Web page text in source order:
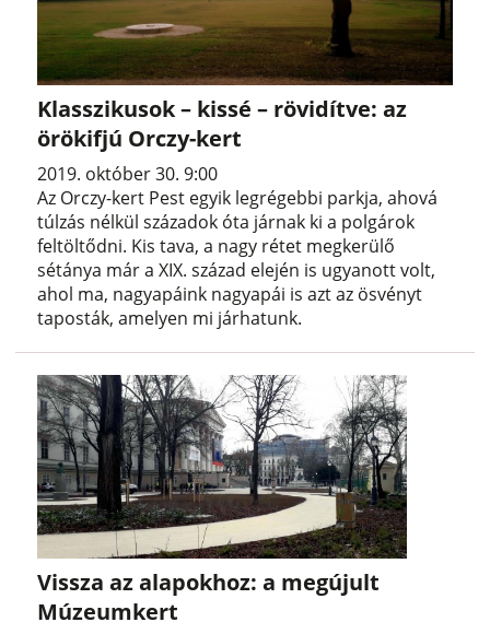
Klasszikusok – kissé – rövidítve: az
örökifjú Orczy-kert
2019. október 30. 9:00
Az Orczy-kert Pest egyik legrégebbi parkja, ahová
túlzás nélkül századok óta járnak ki a polgárok
feltöltődni. Kis tava, a nagy rétet megkerülő
sétánya már a XIX. század elején is ugyanott volt,
ahol ma, nagyapáink nagyapái is azt az ösvényt
taposták, amelyen mi járhatunk.
Vissza az alapokhoz: a megújult
Múzeumkert